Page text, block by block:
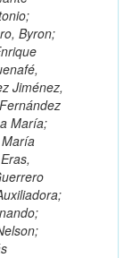
Byron;
Jiménez,
María;